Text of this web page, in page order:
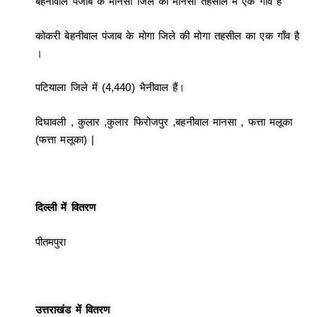
कोकरी बेहनीवाल पंजाब के मोगा जिले की मोगा तहसील का एक गाँव है
।
पटियाला जिले में (4,440) भैनीवाल हैं।
दिघावली , कुलार ,कुलार फिरोजपुर ,बहनीवाल मानसा , फत्ता मलूका
(फत्ता मलूका) |
दिल्ली मेंवितरण
पीतमपुरा
उत्तराखंड में वितरण